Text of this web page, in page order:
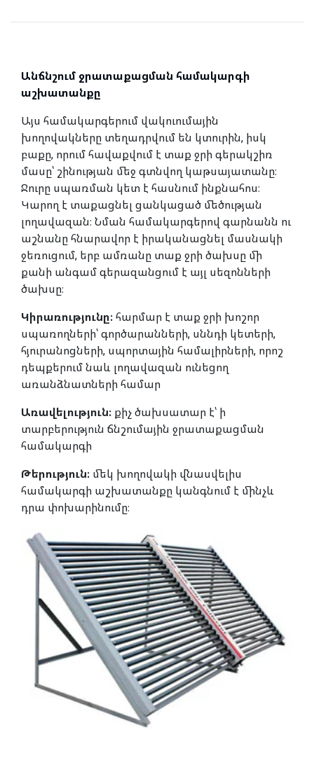
Անճնշում ջրատաքացման համակարգի
աշխատանքը
Այս համակարգերում վակուումային
խողովակները տեղադրվում են կտուրին, իսկ
բաքը, որում հավաքվում է տաք ջրի գերակշիռ
մասը՝ շինության մեջ գտնվող կաթսայատանը։
Ջուրը սպառման կետ է հասնում ինքնահոս։
Կարող է տաքացնել ցանկացած մեծության
լողավազան։ Նման համակարգերով գարնանն ու
աշնանը հնարավոր է իրականացնել մասնակի
ջեռուցում, երբ ամռանը տաք ջրի ծախսը մի
քանի անգամ գերազանցում է այլ սեզոնների
ծախսը։
Կիրառությունը։հարմար է տաք ջրի խոշոր
սպառողների՝ գործարանների, սննդի կետերի,
հյուրանոցների, սպորտային համալիրների, որոշ
դեպքերում նաև լողավազան ունեցող
առանձնատների համար
Առավելություն։ քիչ ծախսատար է՝ ի
տարբերություն ճնշումային ջրատաքացման
համակարգի
Թերություն։ մեկ խողովակի վնասվելիս
համակարգի աշխատանքը կանգնում է մինչև
դրա փոխարինումը։